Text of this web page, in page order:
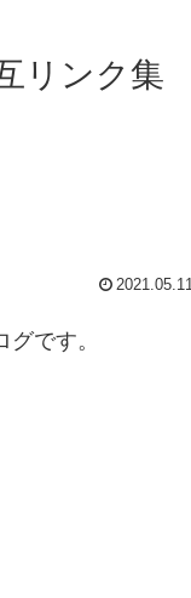
リンク集
2021.05.11
です。